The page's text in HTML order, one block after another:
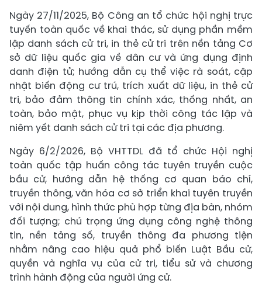
Ngày 27/11/2025, Bộ Công an tổ chức hội nghị trực
tuyến toàn quốc về khai thác, sử dụng phần mềm
lập danh sách cử tri, in thẻ cử tri trên nền tảng Cơ
sở dữ liệu quốc gia về dân cư và ứng dụng định
danh điện tử; hướng dẫn cụ thể việc rà soát, cập
nhật biến động cư trú, trích xuất dữ liệu, in thẻ cử
tri, bảo đảm thông tin chính xác, thống nhất, an
toàn, bảo mật, phục vụ kịp thời công tác lập và
niêm yết danh sách cử tri tại các địa phương.
Ngày 6/2/2026, Bộ VHTTDL đã tổ chức Hội nghị
toàn quốc tập huấn công tác tuyên truyền cuộc
bầu cử, hướng dẫn hệ thống cơ quan báo chí,
truyền thông, văn hóa cơ sở triển khai tuyên truyền
với nội dung, hình thức phù hợp từng địa bàn, nhóm
đối tượng; chú trọng ứng dụng công nghệ thông
tin, nền tảng số, truyền thông đa phương tiện
nhằm nâng cao hiệu quả phổ biến Luật Bầu cử,
quyền và nghĩa vụ của cử tri, tiểu sử và chương
trình hành động của người ứng cử.